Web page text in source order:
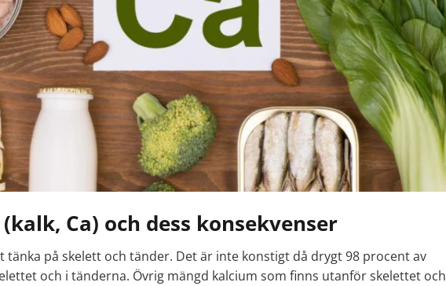
Ca) och dess konsekvenser
tänka på skelett och tänder. Det är inte konstigt då drygt 98 procent av
och i tänderna. Övrig mängd kalcium som finns utanför skelettet och